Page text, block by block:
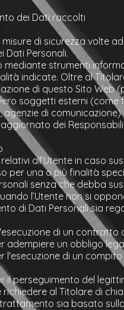
dei Dati raccolti
di sicurezza volte
Dati Personali.
strumenti
indicate. Oltre al
di questo Sito Web
soggetti esterni (come
di
dei
all’Utente in caso
per una o più finalità
senza che debba
l’Utente non si
di Dati Personali sia
di un contratto
adempiere un obbligo
di un
perseguimento del
richiedere al Titolare di
sia basato